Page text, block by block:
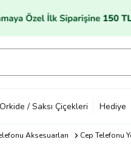
Orkide / Saksı Çiçekleri Hediye
Aksesuarları Cep Telefonu